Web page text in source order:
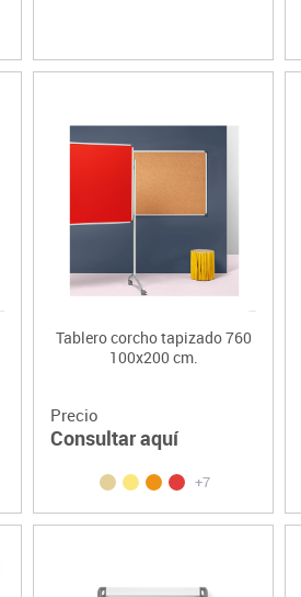
Tablero corcho tapizado 760
100x200 cm.
Precio
Consultar aquí
+7